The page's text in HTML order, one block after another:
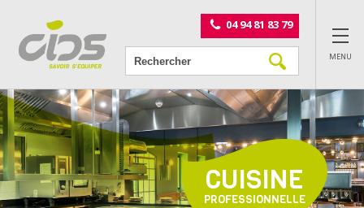
04 94 81 83 79
MENU
CUISINE
PROFESSIONNELLE